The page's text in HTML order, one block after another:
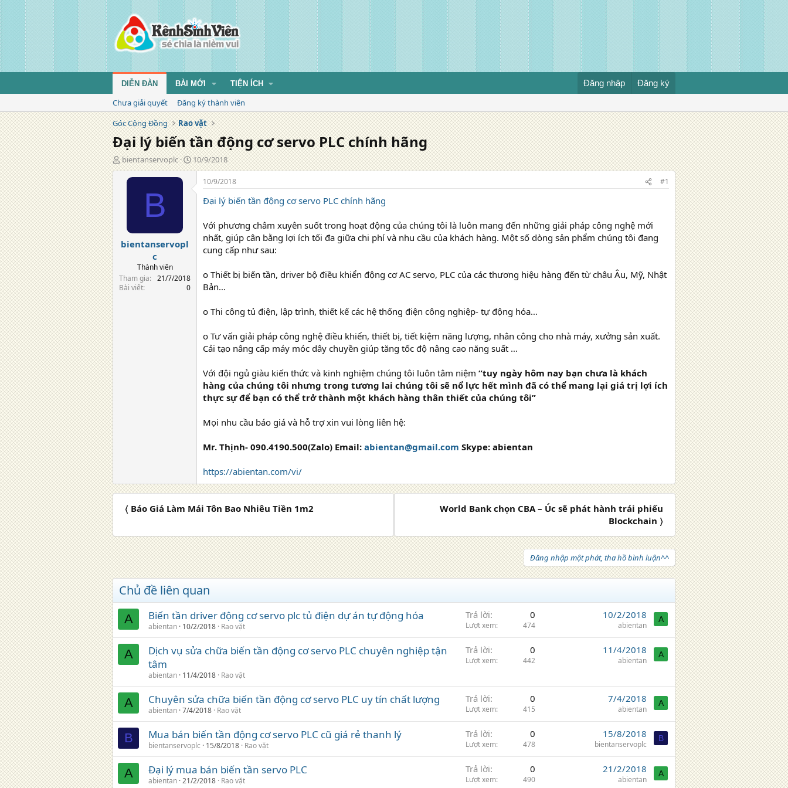
DIỄN ĐÀN BÀI MỚI TIỆN ÍCH Đăng nhập Đăng ký
Chưa giải quyết
Đăng ký thành viên
Góc Cộng Đồng
Rao vặt
Đại lý biến tần động cơ servo PLC chính hãng
T
á
bientanservoplc
N
g
y
10/9/2018
B
bientanservopl
c
Thành viên
Tham gia
21/7/2018
Bài viết
0
10/9/2018 #1
Đại lý biến tần động cơ servo PLC chính hãng
Với phương châm xuyên suốt trong hoạt động của chúng tôi là luôn mang đến những giải pháp công nghệ mới
nhất, giúp cân bằng lợi ích tối đa giữa chi phí và nhu cầu của khách hàng. Một số dòng sản phẩm chúng tôi đang
cung cấp như sau:
o Thiết bị biến tần, driver bộ điều khiển động cơ AC servo, PLC của các thương hiệu hàng đến từ châu Âu, Mỹ, Nhật
Bản…
o Thi công tủ điện, lập trình, thiết kế các hệ thống điện công nghiệp- tự động hóa…
o Tư vấn giải pháp công nghệ điều khiển, thiết bị, tiết kiệm năng lượng, nhân công cho nhà máy, xưởng sản xuất.
Cải tạo nâng cấp máy móc dây chuyền giúp tăng tốc độ nâng cao năng suất …
Với đội ngủ giàu kiến thức và kinh nghiệm chúng tôi luôn tâm niệm “tuy ngày hôm nay bạn chưa là khách
hàng của chúng tôi nhưng trong tương lai chúng tôi sẽ nổ lực hết mình đã có thể mang lại giá trị lợi ích
thực sự để bạn có thể trở thành một khách hàng thân thiết của chúng tôi”
Mọi nhu cầu báo giá và hỗ trợ xin vui lòng liên hệ:
Mr. Thịnh- 090.4190.500(Zalo) Email: abientan@gmail.com Skype: abientan
https://abientan.com/vi/
〈 Báo Giá Làm Mái Tôn Bao Nhiêu Tiền 1m2
World Bank chọn CBA – Úc sẽ phát hành trái phiếu
Blockchain 〉
Đăng nhập một phát, tha hồ bình luận^^
Chủ đề liên quan
A Biến tần driver động cơ servo plc tủ điện dự án tự động hóa
abientan 10/2/2018 Rao vặt
Trả lời 0
Lượt xem 474
10/2/2018
abientan
A
A
Dịch vụ sửa chữa biến tần động cơ servo PLC chuyên nghiệp tận
tâm
abientan 11/4/2018 Rao vặt
Trả lời 0
Lượt xem 442
11/4/2018
abientan
A
A Chuyên sửa chữa biến tần động cơ servo PLC uy tín chất lượng
abientan 7/4/2018 Rao vặt
Trả lời 0
Lượt xem 415
7/4/2018
abientan
A
B Mua bán biến tần động cơ servo PLC cũ giá rẻ thanh lý
bientanservoplc 15/8/2018 Rao vặt
Trả lời 0
Lượt xem 478
15/8/2018
bientanservoplc
B
A Đại lý mua bán biến tần servo PLC
abientan 21/2/2018 Rao vặt
Trả lời 0
Lượt xem 490
21/2/2018
abientan
A